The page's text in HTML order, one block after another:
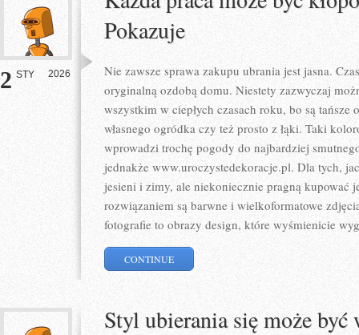
2 STY 2026
Pokazuje
Nie zawsze sprawa zakupu ubrania jest jasna.
oryginalną ozdobą domu. Niestety zazwyczaj
wszystkim w ciepłych czasach roku, bo są tańsze
własnego ogródka czy też prosto z łąki. Taki
wprowadzi trochę pogody do najbardziej
jednakże www.uroczystedekoracje.pl. Dla tych,
jesieni i zimy, ale niekoniecznie pragną kupować
rozwiązaniem są barwne i wielkoformatowe
fotografie to obrazy design, które wyśmienicie
CONTINUE
Styl ubierania się może